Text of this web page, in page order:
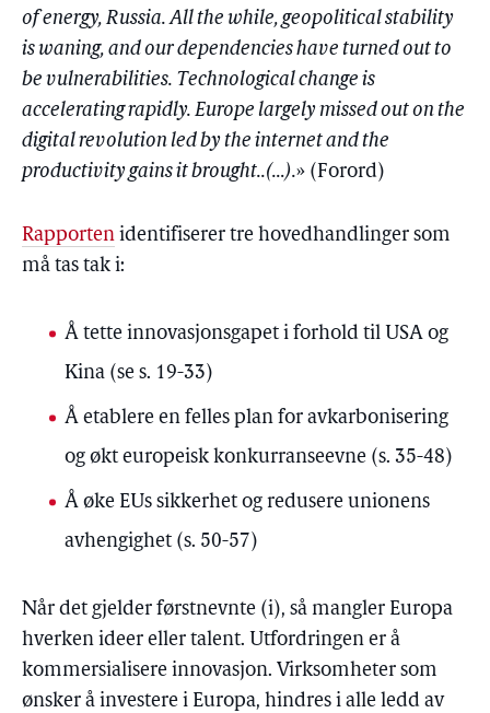
of energy, Russia. All the while, geopolitical stability
is waning, and our dependencies have turned out to
be vulnerabilities. Technological change is
accelerating rapidly. Europe largely missed out on the
digital revolution led by the internet and the
productivity gains it brought..(…).» (Forord)
Rapporten identifiserer tre hovedhandlinger som
må tas tak i:
Å tette innovasjonsgapet i forhold til USA og
Kina (se s. 19-33)
Å etablere en felles plan for avkarbonisering
og økt europeisk konkurranseevne (s. 35-48)
Å øke EUs sikkerhet og redusere unionens
avhengighet (s. 50-57)
Når det gjelder førstnevnte (i), så mangler Europa
hverken ideer eller talent. Utfordringen er å
kommersialisere innovasjon. Virksomheter som
ønsker å investere i Europa, hindres i alle ledd av